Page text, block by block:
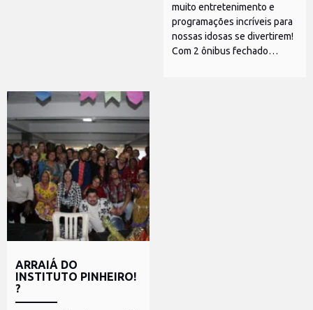
muito entretenimento e
programações incríveis para
nossas idosas se divertirem!
Com 2 ônibus fechado…
ARRAIÁ DO
INSTITUTO PINHEIRO!
?